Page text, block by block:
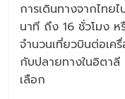
การเดินทางจากไทย
นาที ถึง 16 ชั่วโมง
จำนวนเที่ยวบินต่อเค
กับปลายทางในอิตา
เลือก